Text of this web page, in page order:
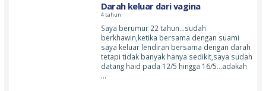
Darah keluar dari vagina
4 tahun
Saya berumur 22 tahun…sudah
berkhawin,ketika bersama dengan suami
saya keluar lendiran bersama dengan darah
tetapi tidak banyak hanya sedikit,saya sudah
datang haid pada 12/5 hingga 16/5…adakah
…